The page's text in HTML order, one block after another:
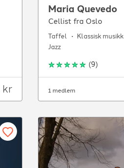
kr
Maria Quevedo
Cellist fra Oslo
Taffel Klassisk musikk
Jazz
(9)
1 medlem